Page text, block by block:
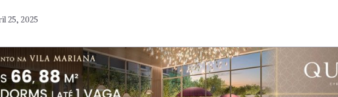
25, 2025